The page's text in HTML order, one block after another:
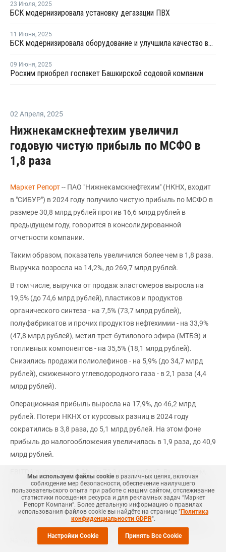
23 Июля, 2025
БСК модернизировала установку дегазации ПВХ
11 Июня, 2025
БСК модернизировала оборудование и улучшила качество выпускаемого ПВХ
09 Июня, 2025
Росхим приобрел госпакет Башкирской содовой компании
02 Апреля, 2025
Нижнекамскнефтехим увеличил
годовую чистую прибыль по МСФО в
1,8 раза
Маркет Репорт-- ПАО "Нижнекамскнефтехим" (НКНХ, входит
в "СИБУР") в 2024 году получило чистую прибыль по МСФО в
размере 30,8 млрд рублей против 16,6 млрд рублей в
предыдущем году, говорится в консолидированной
отчетности компании.
Таким образом, показатель увеличился более чем в 1,8 раза.
Выручка возросла на 14,2%, до 269,7 млрд рублей.
В том числе, выручка от продаж эластомеров выросла на
19,5% (до 74,6 млрд рублей), пластиков и продуктов
органического синтеза - на 7,5% (73,7 млрд рублей),
полуфабрикатов и прочих продуктов нефтехимии - на 33,9%
(47,8 млрд рублей), метил-трет-бутилового эфира (МТБЭ) и
топливных компонентов - на 35,5% (18,1 млрд рублей).
Снизились продажи полиолефинов - на 5,9% (до 34,7 млрд
рублей), сжиженного углеводородного газа - в 2,1 раза (4,4
млрд рублей).
Операционная прибыль выросла на 17,9%, до 46,2 млрд
рублей. Потери НКНХ от курсовых разниц в 2024 году
сократились в 3,8 раза, до 5,1 млрд рублей. На этом фоне
прибыль до налогообложения увеличилась в 1,9 раза, до 40,9
млрд рублей.
EBITDA выросла на 2,2%, до 71,3 млрд рублей. Вместе с тем,
рентабельность по EBITDA снизилась до 26,4% с 29,5% годом
ранее.
Активы компании увеличились на 19,2%, до 605,5 млрд
рублей. В частности, стоимость основных средств возросла
на 16,8%, до 461,2 млрд рублей.
Мы используем файлы cookieв различных целях, включая
соблюдение мер безопасности, обеспечение наилучшего
пользовательского опыта при работе с нашим сайтом, отслеживание
статистики посещения ресурса и для рекламных задач “Маркет
Репорт Компани”. Более детальную информацию о правилах
использования файлов cookie вы найдёте на странице "Политика
конфиденциальности GDPR".
Настройки Cookie Принять Все Cookie